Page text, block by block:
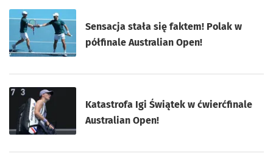
Sensacja stała się faktem! Polak w
półfinale Australian Open!
Katastrofa Igi Świątek w ćwierćfinale
Australian Open!